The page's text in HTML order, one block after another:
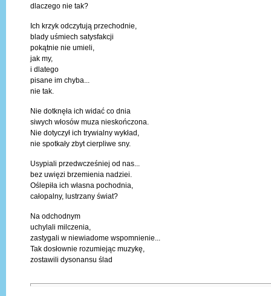
dlaczego nie tak?
Ich krzyk odczytują przechodnie,
blady uśmiech satysfakcji
pokątnie nie umieli,
jak my,
i dlatego
pisane im chyba...
nie tak.
Nie dotknęła ich widać co dnia
siwych włosów muza nieskończona.
Nie dotyczył ich trywialny wykład,
nie spotkały zbyt cierpliwe sny.
Usypiali przedwcześniej od nas...
bez uwięzi brzemienia nadziei.
Oślepiła ich własna pochodnia,
całopalny, lustrzany świat?
Na odchodnym
uchylali milczenia,
zastygali w niewiadome wspomnienie...
Tak dosłownie rozumiejąc muzykę,
zostawili dysonansu ślad